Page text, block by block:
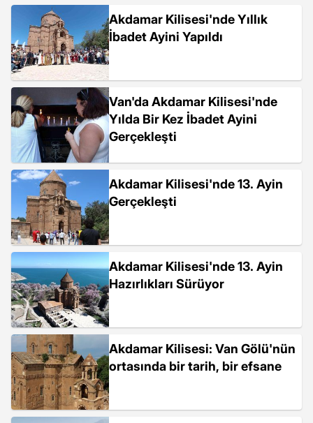
Akdamar Kilisesi'nde Yıllık
İbadet Ayini Yapıldı
Van'da Akdamar Kilisesi'nde
Yılda Bir Kez İbadet Ayini
Gerçekleşti
Akdamar Kilisesi'nde 13. Ayin
Gerçekleşti
Akdamar Kilisesi'nde 13. Ayin
Hazırlıkları Sürüyor
Akdamar Kilisesi: Van Gölü'nün
ortasında bir tarih, bir efsane